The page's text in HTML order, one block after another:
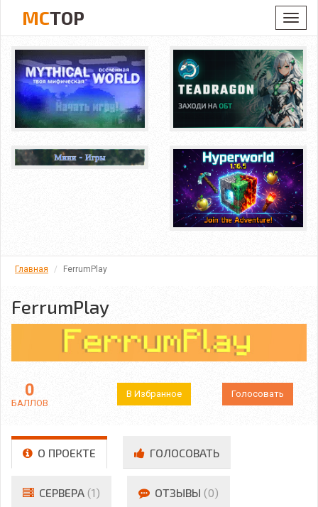
MCTOP
Главная FerrumPlay
FerrumPlay
0
БАЛЛОВ
В Избранное Голосовать
О ПРОЕКТЕ ГОЛОСОВАТЬ
СЕРВЕРА (1) ОТЗЫВЫ (0)